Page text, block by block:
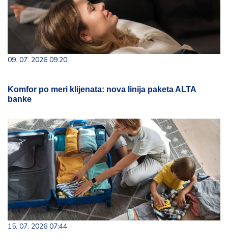
09. 07. 2026 09:20
Komfor po meri klijenata: nova linija paketa ALTA
banke
15. 07. 2026 07:44